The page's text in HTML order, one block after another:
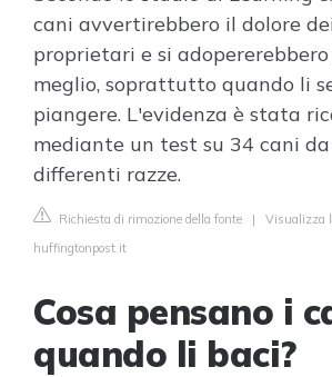
cani avvertirebbero il dolore
proprietari e si
meglio, soprattutto quando li
piangere. L'evidenza è stata
mediante un test su 34 cani
differenti razze.
Richiesta di rimozione della fonte | Visualizza
huffingtonpost.it
Cosa pensano i
quando li baci?